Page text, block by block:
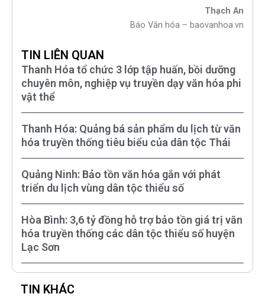
Thạch An
Báo Văn hóa – baovanhoa.vn
TIN LIÊN QUAN
Thanh Hóa tổ chức 3 lớp tập huấn, bồi dưỡng
chuyên môn, nghiệp vụ truyền dạy văn hóa phi
vật thể
Thanh Hóa: Quảng bá sản phẩm du lịch từ văn
hóa truyền thống tiêu biểu của dân tộc Thái
Quảng Ninh: Bảo tồn văn hóa gắn với phát
triển du lịch vùng dân tộc thiểu số
Hòa Bình: 3,6 tỷ đồng hỗ trợ bảo tồn giá trị văn
hóa truyền thống các dân tộc thiểu số huyện
Lạc Sơn
TIN KHÁC